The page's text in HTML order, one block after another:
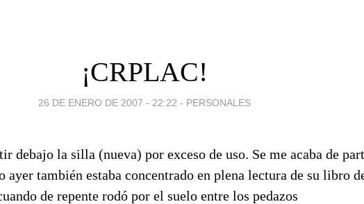
¡CRPLAC!
26 DE ENERO DE 2007 - 22:22 - PERSONALES
debajo la silla (nueva) por exceso de uso. Se me acaba de
ayer también estaba concentrado en plena lectura de su libro
de repente rodó por el suelo entre los pedazos